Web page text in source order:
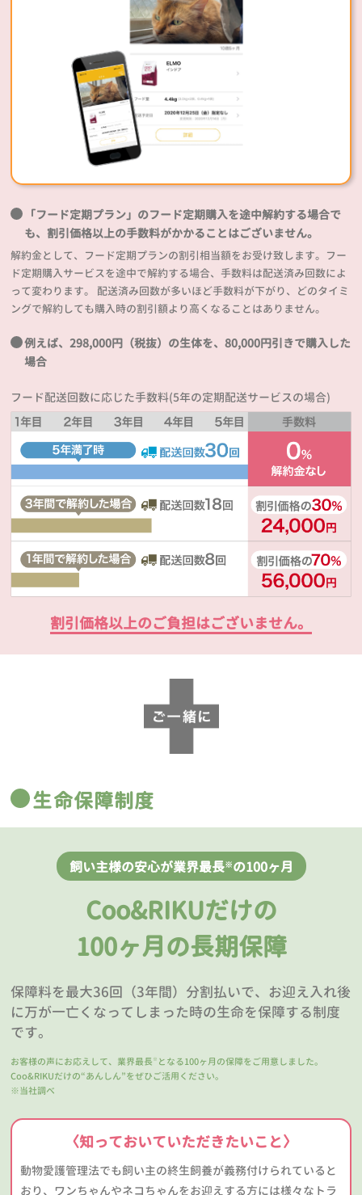
「フード定期プラン」のフード定期購入を途中解約する場合で
も、割引価格以上の手数料がかかることはございません。
解約金として、フード定期プランの割引相当額をお受け致します。フー
ド定期購入サービスを途中で解約する場合、手数料は配送済み回数によ
って変わります。 配送済み回数が多いほど手数料が下がり、どのタイミ
ングで解約しても購入時の割引額より高くなることはありません。
例えば、298,000円（税抜）の生体を、80,000円引きで購入した
場合
フード配送回数に応じた手数料(5年の定期配送サービスの場合)
割引価格以上のご負担はございません。
生命保障制度
飼い主様の安心が業界最長※の100ヶ月
Coo&RIKUだけの
100ヶ月の長期保障
保障料を最大36回（3年間）分割払いで、お迎え入れ後
に万が一亡くなってしまった時の生命を保障する制度
です。
お客様の声にお応えして、業界最長 ※ となる100ヶ月の保障をご用意しました。
Coo&RIKUだけの“あんしん”をぜひご活用ください。
※当社調べ
〈知っておいていただきたいこと〉
動物愛護管理法でも飼い主の終生飼養が義務付けられていると
おり、ワンちゃんやネコちゃんをお迎えする方には様々なトラ